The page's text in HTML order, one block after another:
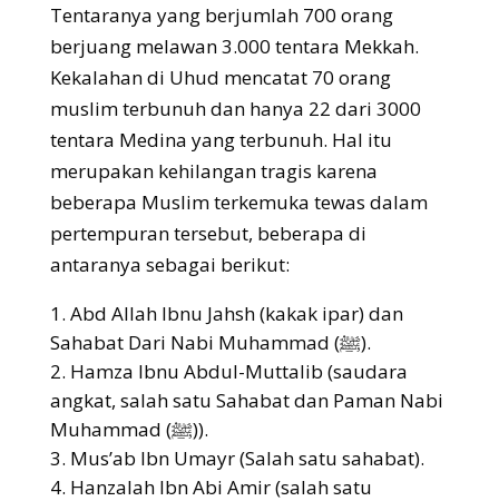
Tentaranya yang berjumlah 700 orang
berjuang melawan 3.000 tentara Mekkah.
Kekalahan di Uhud mencatat 70 orang
muslim terbunuh dan hanya 22 dari 3000
tentara Medina yang terbunuh. Hal itu
merupakan kehilangan tragis karena
beberapa Muslim terkemuka tewas dalam
pertempuran tersebut, beberapa di
antaranya sebagai berikut:
Abd Allah Ibnu Jahsh (kakak ipar) dan
Sahabat Dari Nabi Muhammad (ﷺ).
2. Hamza Ibnu Abdul-Muttalib (saudara
angkat, salah satu Sahabat dan Paman Nabi
Muhammad (ﷺ)).
3. Mus’ab Ibn Umayr (Salah satu sahabat).
4. Hanzalah Ibn Abi Amir (salah satu